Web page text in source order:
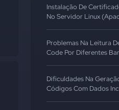
Instalação De
No Servidor Linux
Problemas Na Leitura
Code Por Diferentes
Dificuldades Na
Códigos Com Dados